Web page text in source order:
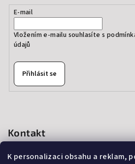
K personalizaci obsahu a reklam,
E-mail
Vložením e-mailu souhlasíte s
údajů
Přihlásit se
Kontakt
info@thedressprague.com